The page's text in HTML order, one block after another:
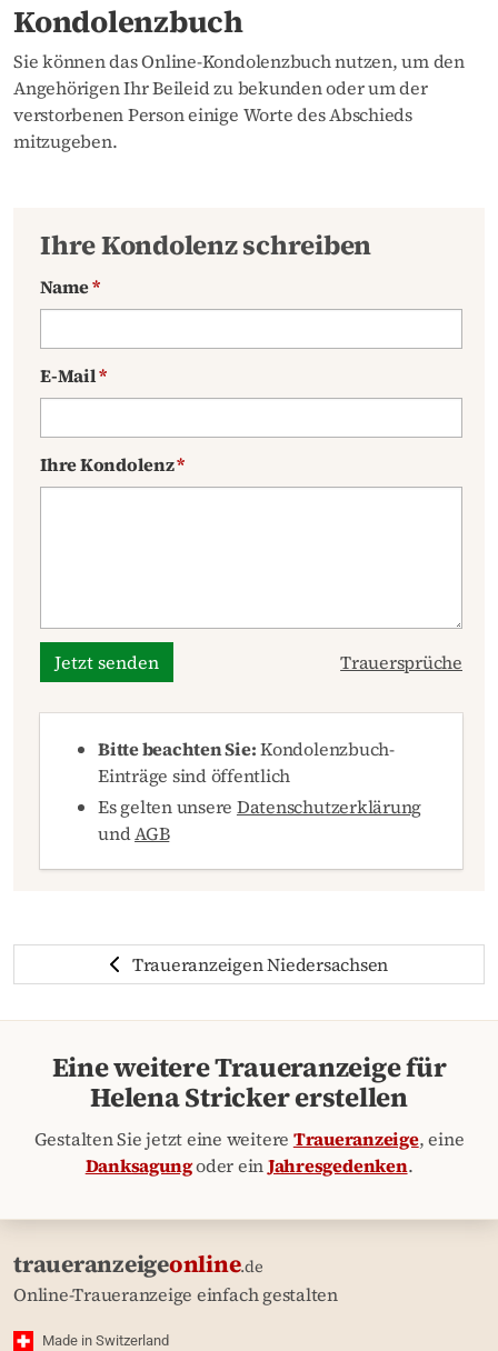
Kondolenzbuch
Sie können das Online-Kondolenzbuch nutzen, um den
Angehörigen Ihr Beileid zu bekunden oder um der
verstorbenen Person einige Worte des Abschieds
mitzugeben.
Ihre Kondolenz schreiben
Name*
E-Mail*
Ihre Kondolenz*
Jetzt senden Trauersprüche
Bitte beachten Sie:Kondolenzbuch-
Einträge sind öffentlich
Es gelten unsere Datenschutzerklärung
undAGB
Traueranzeigen Niedersachsen
Eine weitere Traueranzeige für
Helena Stricker erstellen
Gestalten Sie jetzt eine weitere Traueranzeige, eine
Danksagungoder einJahresgedenken.
traueranzeigeonline.de
Online-Traueranzeige einfach gestalten
Made in Switzerland